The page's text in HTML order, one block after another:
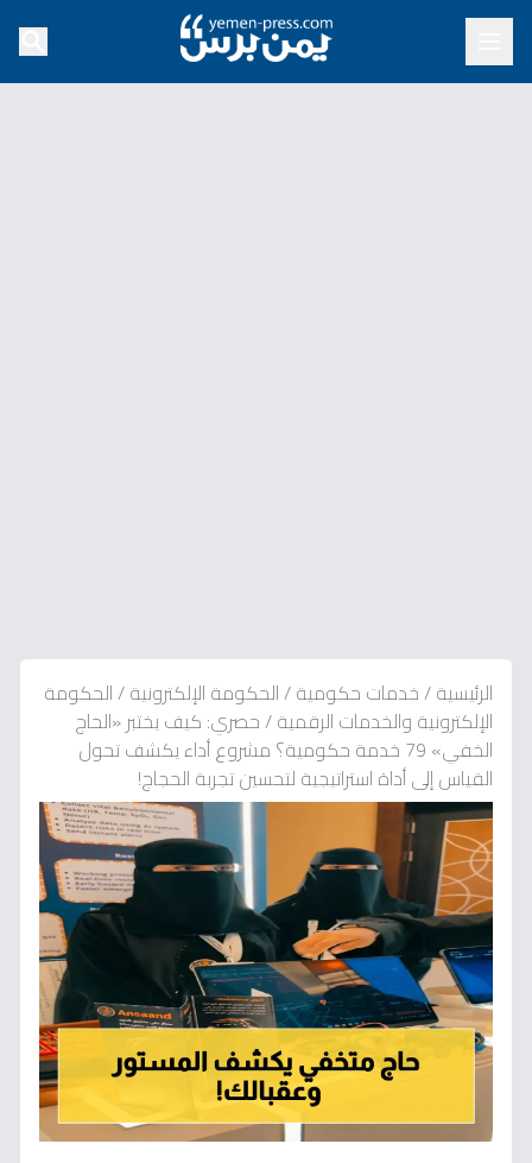
الرئيسية/خدمات حكومية/الحكومة الإلكترونية/الحكومة
الإلكترونية والخدمات الرقمية/حصري: كيف يختبر «الحاج
الخفي» 79 خدمة حكومية؟ مشروع أداء يكشف تحول
القياس إلى أداة استراتيجية لتحسين تجربة الحجاج!